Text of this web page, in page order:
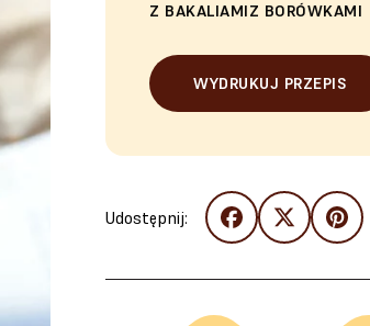
Z BAKALIAMIZ BORÓWKAMI
WYDRUKUJ PRZEPIS
Udostępnij: